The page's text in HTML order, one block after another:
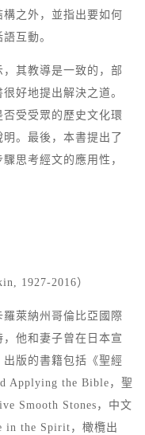
之外，並指出要如何
互動。
其教導是一致的，部
好地提出解決之道。
受受眾的歷史文化環
。最後，本書提出了
思考經文的應用性，
1927-2016）
萊納州哥倫比亞國際
他和妻子曾在日本宣
版的書籍包括《聖經
Applying the Bible，聖
Smooth Stones，中文
in the Spirit，橄欖出